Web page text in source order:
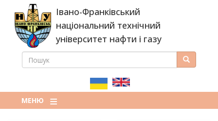
основного
вмісту
Івано-Франківський
національний технічний
університет нафти і газу
ПОШУКОВА
ПОШУК Пошук
МЕНЮ